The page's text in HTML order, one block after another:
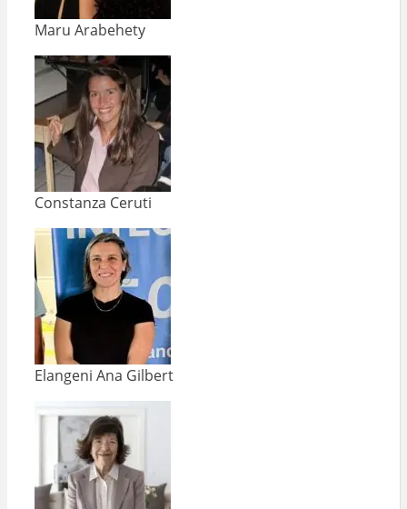
Maru Arabehety
Constanza Ceruti
Elangeni Ana Gilbert